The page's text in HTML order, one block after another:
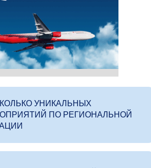
УНИКАЛЬНЫХ
ПО РЕГИОНАЛЬНОЙ